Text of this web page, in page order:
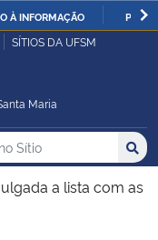
À INFORMAÇÃO
SÍTIOS DA UFSM
Maria
no no Sítio
a lista com as